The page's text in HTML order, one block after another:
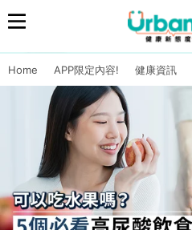
Home APP限定內容! 健康資訊